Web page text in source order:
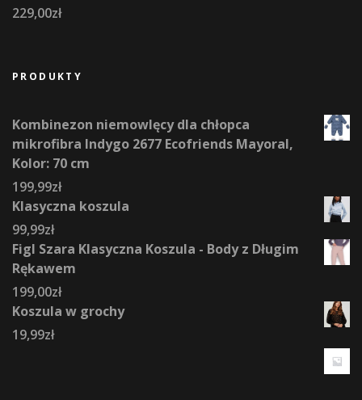
229,00zł
PRODUKTY
Kombinezon niemowlęcy dla chłopca
mikrofibra Indygo 2677 Ecofriends Mayoral,
Kolor: 70 cm
199,99zł
Klasyczna koszula
99,99zł
Figl Szara Klasyczna Koszula - Body z Długim
Rękawem
199,00zł
Koszula w grochy
19,99zł